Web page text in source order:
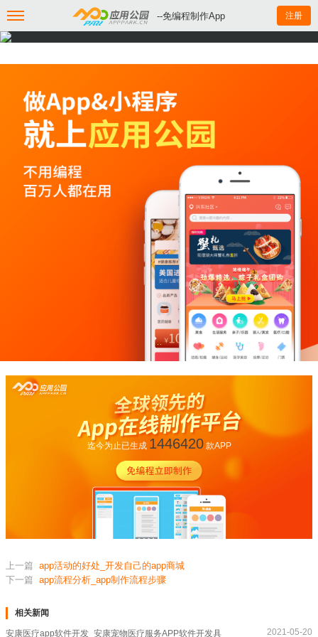
--免编程制作App 注册
迄今为止已生成 1446420款APP
上一篇 app活动的好处_开发自己的app商城
下一篇 app流程分析_app制作流程步骤
相关新闻
安康医疗app软件开发_安康宠物医疗服务APP软件开发具 2021-05-20